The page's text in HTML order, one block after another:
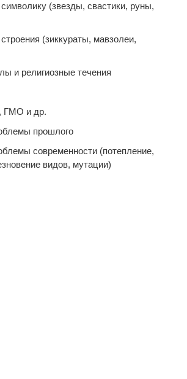
(звезды, свастики, руны,
(зиккураты, мавзолеи,
и религиозные течения
ГМО и др.
прошлого
современности (потепление,
видов, мутации)